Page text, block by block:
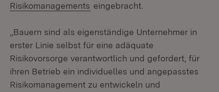
Risikomanagements eingebracht.
„Bauern sind als eigenständige Unternehmer in
erster Linie selbst für eine adäquate
Risikovorsorge verantwortlich und gefordert, für
ihren Betrieb ein individuelles und angepasstes
Risikomanagement zu entwickeln und